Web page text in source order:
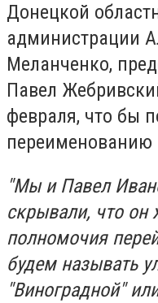
Донецкой
администрации
Меланченко,
Павел
февраля, что бы
"Мы и Павел
скрывали, что он
полномочия
будем называть
"Виноградной"